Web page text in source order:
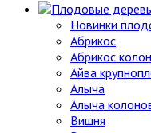
Новинки
Абрикос
Абрикос
Айва
Алыча
Алыча
Вишня